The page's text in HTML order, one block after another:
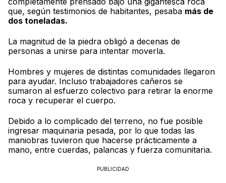
que, según testimonios de habitantes, pesaba más de
dos toneladas.
La magnitud de la piedra obligó a decenas de
personas a unirse para intentar moverla.
Hombres y mujeres de distintas comunidades llegaron
para ayudar. Incluso trabajadores cañeros se
sumaron al esfuerzo colectivo para retirar la enorme
roca y recuperar el cuerpo.
Debido a lo complicado del terreno, no fue posible
ingresar maquinaria pesada, por lo que todas las
maniobras tuvieron que hacerse prácticamente a
mano, entre cuerdas, palancas y fuerza comunitaria.
PUBLICIDAD